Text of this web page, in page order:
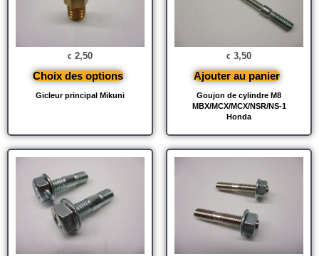
Gicleur principal Mikuni
€ 2,50
Choix des options
Goujon de cylindre M8
MBX/MCX/MCX/NSR/NS-1
Honda
€ 3,50
Ajouter au panier